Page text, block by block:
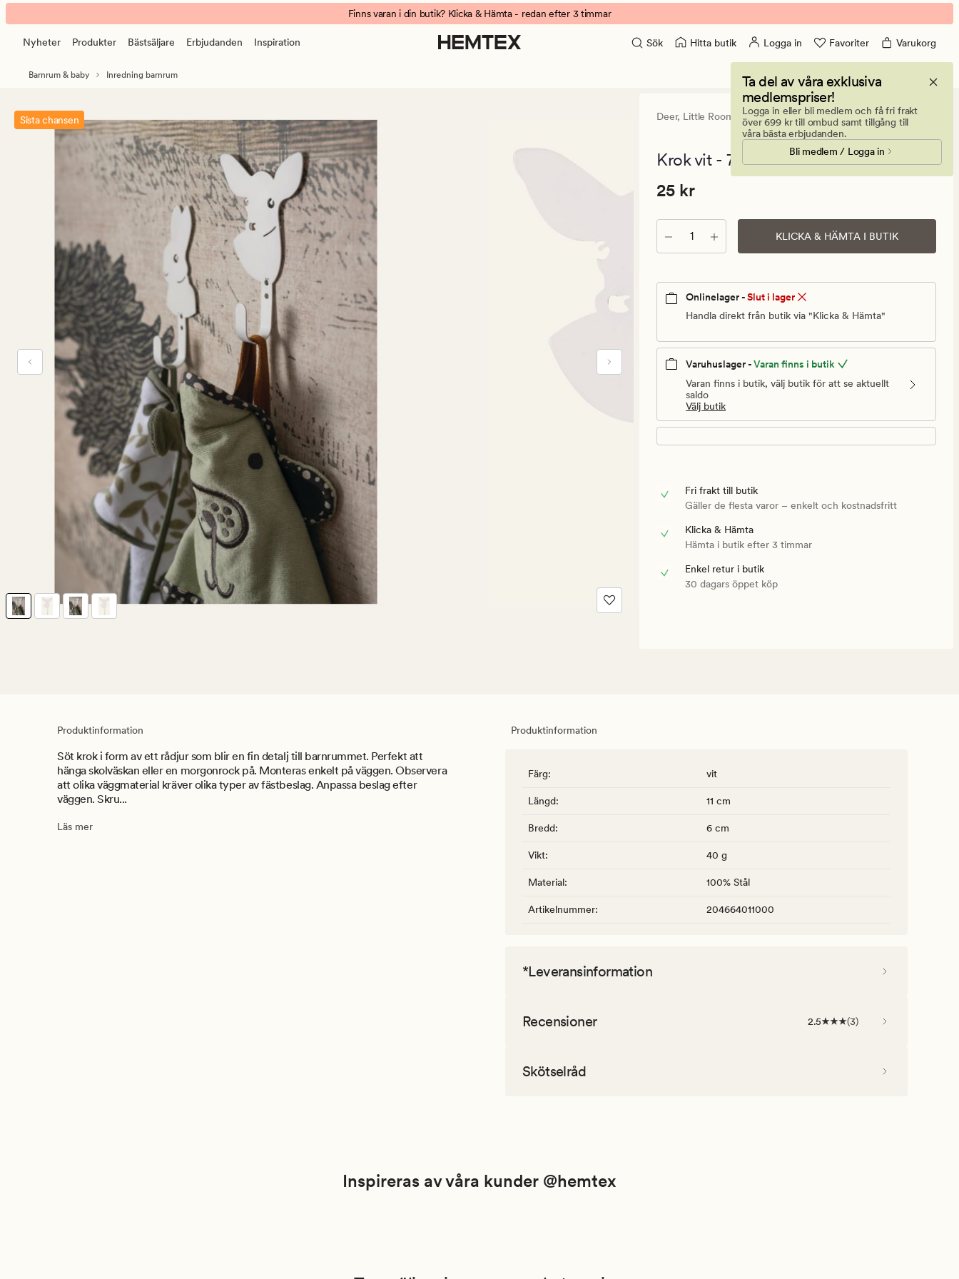
Deer
krok
banner.
Klicka
ESCAPE
att
pausa.
Finns varan i din butik? Klicka & Hämta - redan efter 3 timmar
Nyheter Produkter Bästsäljare Erbjudanden Inspiration Sök Hitta butik Logga in Favoriter Varukorg
Ta del av våra exklusiva
medlemspriser!
Logga in eller bli medlem och få fri frakt
över 699 kr till ombud samt tillgång till
våra bästa erbjudanden.
Bli medlem / Logga in
Barnrum & baby Inredning barnrum
Sista chansen Deer, Little Roomies
3
med
betyg
2.5
Krok vit - 7x11 cm
Pris
kr.
Ordinarie
pris
kr
Pris 25 kr
25 kr
Antal KLICKA & HÄMTA I BUTIK
Onlinelager -Slut i lager
Handla direkt från butik via "Klicka & Hämta"
Varuhuslager -Varan finns i butik
Varan finns i butik, välj butik för att se aktuellt
saldo
Välj butik
Fri frakt till butik
Gäller de flesta varor – enkelt och kostnadsfritt
Klicka & Hämta
Hämta i butik efter 3 timmar
Enkel retur i butik
30 dagars öppet köp
Produktinformation
Söt krok i form av ett rådjur som blir en fin detalj till barnrummet. Perfekt att
hänga skolväskan eller en morgonrock på. Monteras enkelt på väggen. Observera
att olika väggmaterial kräver olika typer av fästbeslag. Anpassa beslag efter
väggen. Skru...
Läs mer
Produktinformation
Färg: vit
Längd: 11 cm
Bredd: 6 cm
Vikt: 40 g
Material: 100% Stål
Artikelnummer: 204664011000
*Leveransinformation
Recensioner 2.5 (3)
Skötselråd
Inspireras av våra kunder @hemtex